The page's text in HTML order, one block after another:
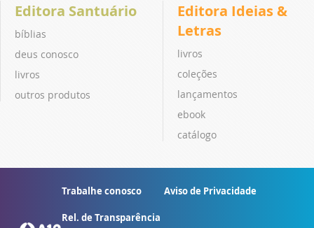
Editora Santuário
bíblias
deus conosco
livros
outros produtos
Editora Ideias &
Letras
livros
coleções
lançamentos
ebook
catálogo
Trabalhe conosco Aviso de Privacidade
Rel. de Transparência